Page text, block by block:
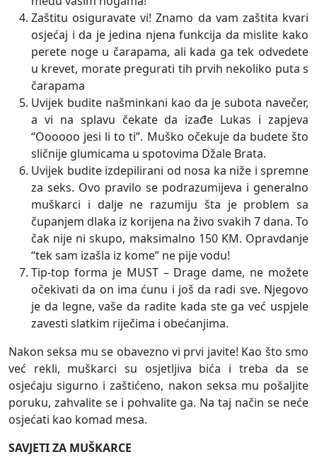
Zaštitu osiguravate vi! Znamo da vam zaštita kvari
osjećaj i da je jedina njena funkcija da mislite kako
perete noge u čarapama, ali kada ga tek odvedete
u krevet, morate pregurati tih prvih nekoliko puta s
čarapama
Uvijek budite našminkani kao da je subota navečer,
a vi na splavu čekate da izađe Lukas i zapjeva
“Oooooo jesi li to ti”. Muško očekuje da budete što
sličnije glumicama u spotovima Džale Brata.
Uvijek budite izdepilirani od nosa ka niže i spremne
za seks. Ovo pravilo se podrazumijeva i generalno
muškarci i dalje ne razumiju šta je problem sa
čupanjem dlaka iz korijena na živo svakih 7 dana. To
čak nije ni skupo, maksimalno 150 KM. Opravdanje
“tek sam izašla iz kome” ne pije vodu!
Tip-top forma je MUST – Drage dame, ne možete
očekivati da on ima ćunu i još da radi sve. Njegovo
je da legne, vaše da radite kada ste ga već uspjele
zavesti slatkim riječima i obećanjima.
Nakon seksa mu se obavezno vi prvi javite! Kao što smo
već rekli, muškarci su osjetljiva bića i treba da se
osjećaju sigurno i zaštićeno, nakon seksa mu pošaljite
poruku, zahvalite se i pohvalite ga. Na taj način se neće
osjećati kao komad mesa.
SAVJETI ZA MUŠKARCE